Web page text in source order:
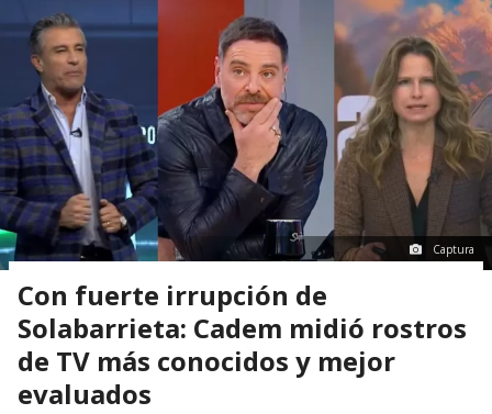
Captura
Con fuerte irrupción de
Solabarrieta: Cadem midió rostros
de TV más conocidos y mejor
evaluados